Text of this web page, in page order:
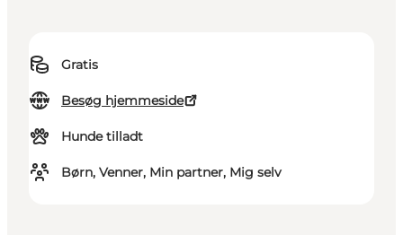
Gratis
Besøg hjemmeside
Hunde tilladt
Børn, Venner, Min partner, Mig selv